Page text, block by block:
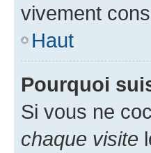
vivement
Haut
Pourquoi
Si vous ne
chaque visite